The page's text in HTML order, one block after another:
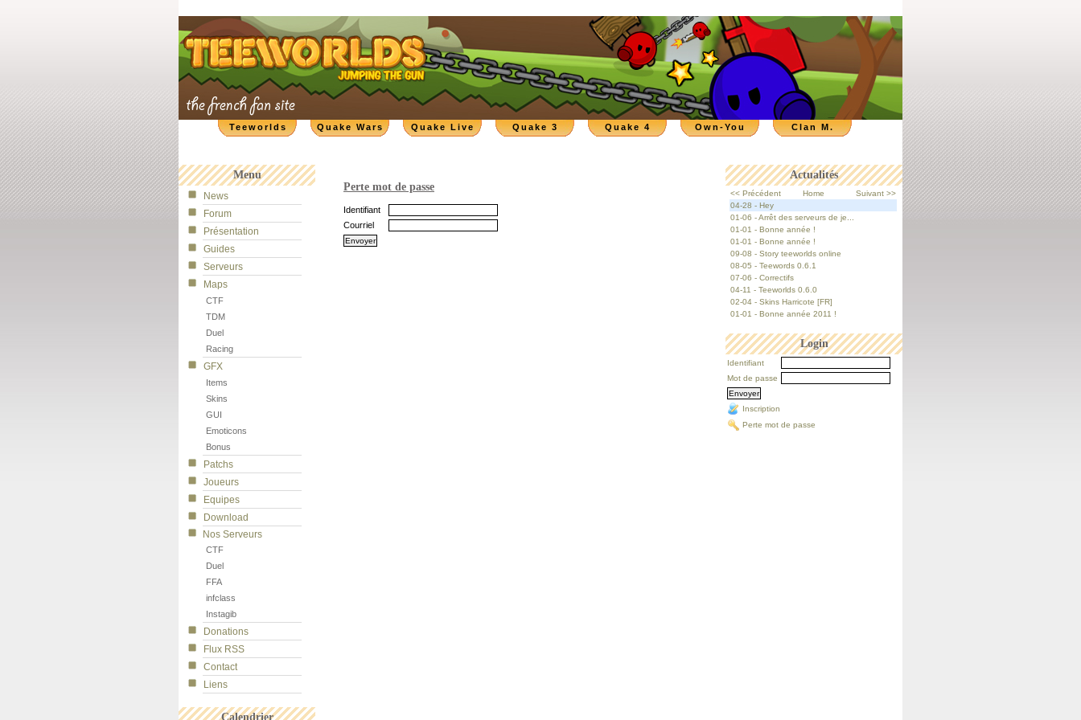
Clan M.
Own-You
Quake 4
Quake 3
Quake Live
Quake Wars
Teeworlds
Menu
News
Forum
Présentation
Guides
Serveurs
Maps
CTF
TDM
Duel
Racing
GFX
Items
Skins
GUI
Emoticons
Bonus
Patchs
Joueurs
Equipes
Download
Nos Serveurs
CTF
Duel
FFA
infclass
Instagib
Donations
Flux RSS
Contact
Liens
Calendrier
Actualités
<< Précédent Home
Suivant >>
04-28 - Hey
01-06 - Arrêt des serveurs de je...
01-01 - Bonne année !
01-01 - Bonne année !
09-08 - Story teeworlds online
08-05 - Teewords 0.6.1
07-06 - Correctifs
04-11 - Teeworlds 0.6.0
02-04 - Skins Harricote [FR]
01-01 - Bonne année 2011 !
Login
Identifiant
Mot de passe
Inscription
Perte mot de passe
Perte mot de passe
Identifiant
Courriel